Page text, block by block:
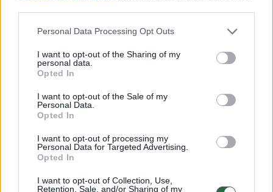
Personal Data Processing Opt Outs
I want to opt-out of the Sharing of my
personal data.
Opted In
I want to opt-out of the Sale of my
Personal Data.
Opted In
I want to opt-out of processing my
Personal Data for Targeted Advertising.
Opted In
I want to opt-out of Collection, Use,
Retention, Sale, and/or Sharing of my
vertina labai pragmatiškai
„Tai yra dar vienas žmogaus teisių, skirtų
eksportui, bet ne Lietuvai, pavyzdys, ir ne
daugiau. Dar galima pasitaisyti, Vilija“, – rašo